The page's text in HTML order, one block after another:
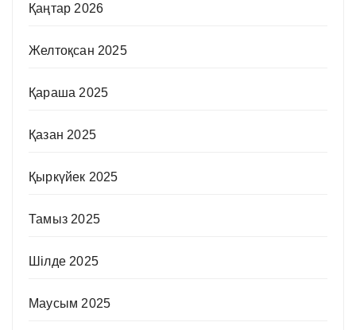
Қаңтар 2026
Желтоқсан 2025
Қараша 2025
Қазан 2025
Қыркүйек 2025
Тамыз 2025
Шілде 2025
Маусым 2025